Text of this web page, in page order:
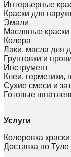
Интерьерные
Краски для
Эмали
Масляные краски
Колера
Лаки, масла для
Грунтовки и
Инструмент
Клеи, герметики,
Сухие смеси и
Готовые
Услуги
Колеровка краски
Доставка по Туле